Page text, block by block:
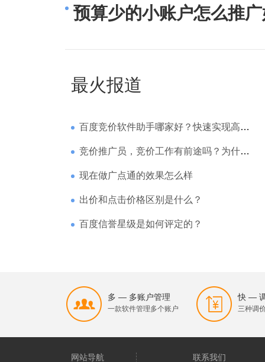
预算少的小账户怎么推
最火报道
百度竞价软件助手哪家好？快速实现高回报哪家强？
竞价推广员，竞价工作有前途吗？为什么待遇那么高
现在做广点通的效果怎么样
出价和点击价格区别是什么？
百度信誉星级是如何评定的？
多 — 多账户管理
一款软件管理多个账户
快 —
三种调
网站导航 联系我们